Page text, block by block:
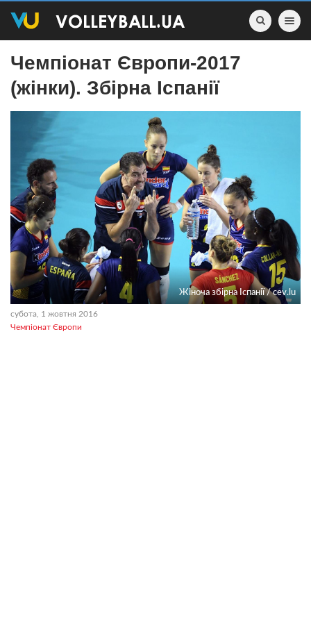
Toggle
Чемпіонат Європи-2017
(жінки). Збірна Іспанії
Жiноча збірна Іспанії / cev.lu
субота, 1 жовтня 2016
Чемпіонат Європи